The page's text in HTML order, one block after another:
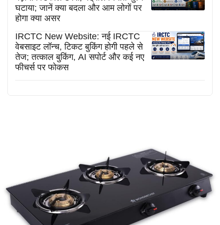
घटाया; जानें क्या बदला और आम लोगों पर
होगा क्या असर
IRCTC New Website: नई IRCTC
वेबसाइट लॉन्च, टिकट बुकिंग होगी पहले से
तेज; तत्काल बुकिंग, AI सपोर्ट और कई नए
फीचर्स पर फोकस